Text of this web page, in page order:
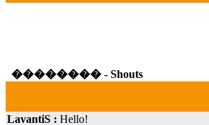
�������� - Shouts
11:56